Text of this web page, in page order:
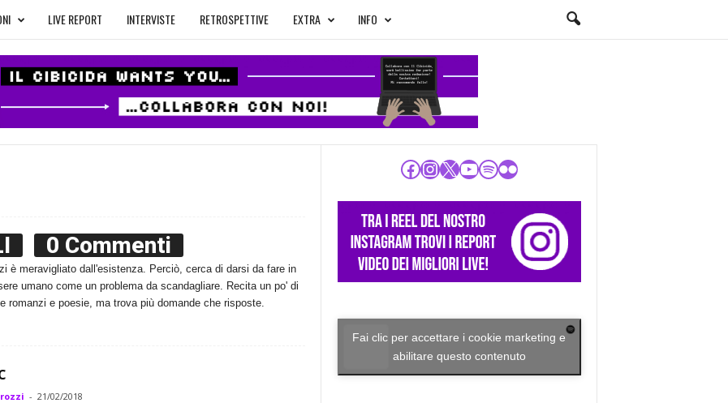
LIVE REPORT INTERVISTE RETROSPETTIVE EXTRA INFO
0 Commenti
è meravigliato dall'esistenza. Perciò, cerca di darsi da fare in
umano come un problema da scandagliare. Recita un po' di
romanzi e poesie, ma trova più domande che risposte.
- 21/02/2018
Facebook InstagramX YouTube Spotify Flickr
Fai clic per accettare i cookie marketing e
abilitare questo contenuto